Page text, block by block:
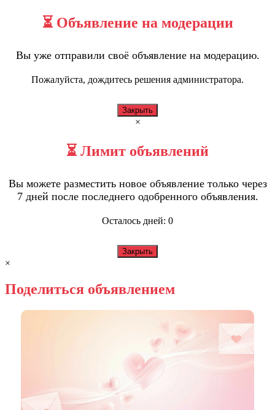
⏳ Объявление на модерации
Вы уже отправили своё объявление на модерацию.
Пожалуйста, дождитесь решения администратора.
Закрыть
×
⏳ Лимит объявлений
Вы можете разместить новое объявление только через
7 дней после последнего одобренного объявления.
Осталось дней: 0
Закрыть
×
Поделиться объявлением